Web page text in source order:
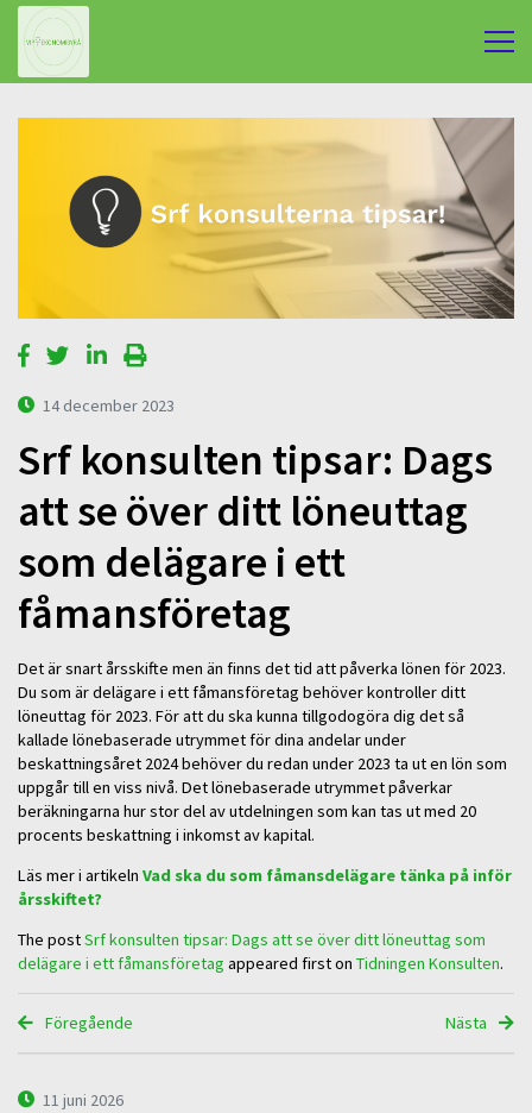
14 december 2023
Srf konsulten tipsar: Dags
att se över ditt löneuttag
som delägare i ett
fåmansföretag
Det är snart årsskifte men än finns det tid att påverka lönen för 2023.
Du som är delägare i ett fåmansföretag behöver kontroller ditt
löneuttag för 2023. För att du ska kunna tillgodogöra dig det så
kallade lönebaserade utrymmet för dina andelar under
beskattningsåret 2024 behöver du redan under 2023 ta ut en lön som
uppgår till en viss nivå. Det lönebaserade utrymmet påverkar
beräkningarna hur stor del av utdelningen som kan tas ut med 20
procents beskattning i inkomst av kapital.
Läs mer i artikeln Vad ska du som fåmansdelägare tänka på inför
årsskiftet?
The postSrf konsulten tipsar: Dags att se över ditt löneuttag som
delägare i ett fåmansföretag appeared first on Tidningen Konsulten.
Föregående Nästa
11 juni 2026